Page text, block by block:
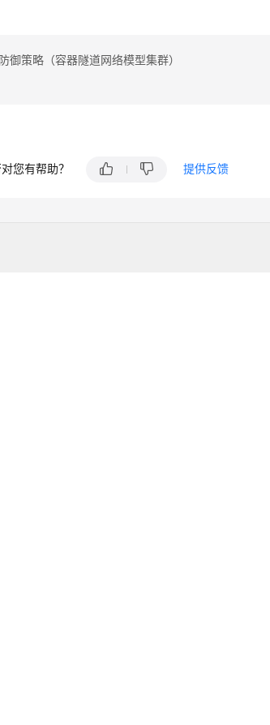
御策略（容器隧道网络模型集群）
您有帮助？ 提供反馈